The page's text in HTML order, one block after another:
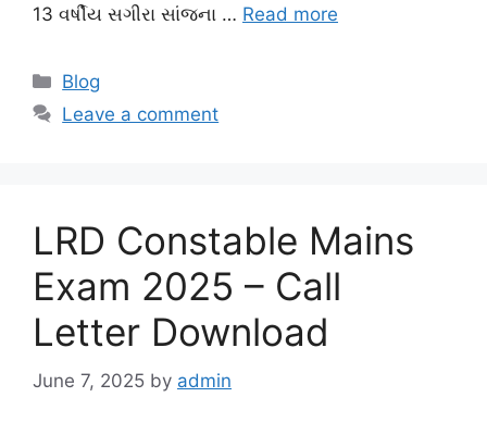
13 વર્ષીય સગીરા સાંજના … Read more
Categories
Blog
Leave a comment
LRD Constable Mains
Exam 2025 – Call
Letter Download
June 7, 2025 by admin